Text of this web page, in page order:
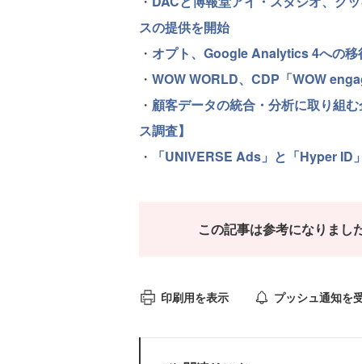
スの提供を開始
・ オプト、Google Analytics 4への
・ WOW WORLD、CDP「WOW
・ 顧客データの統合・分析に取り組
ス調査】
・
「UNIVERSE Ads」と「Hyper
この記事は参考になりまし
印刷用を表示 プッシュ通知を